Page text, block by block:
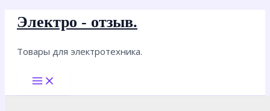
Перейти
содержимому
Электро - отзыв.
Товары для электротехника.
Main
Menu